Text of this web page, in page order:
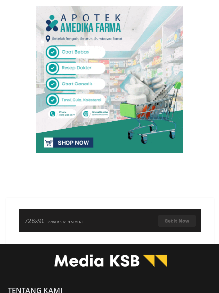
TENTANG KAMI